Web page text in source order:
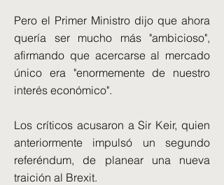
Pero el Primer Ministro dijo que ahora
quería ser mucho más "ambicioso",
afirmando que acercarse al mercado
único era "enormemente de nuestro
interés económico".
Los críticos acusaron a Sir Keir, quien
anteriormente impulsó un segundo
referéndum, de planear una nueva
traición al Brexit.